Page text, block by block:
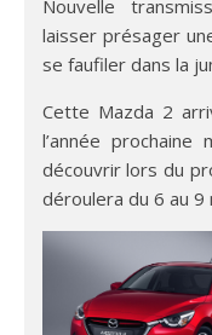
Nouvelle
laisser présager
se faufiler dans la
Cette Mazda 2
l’année prochaine
découvrir lors du
déroulera du 6 au 9